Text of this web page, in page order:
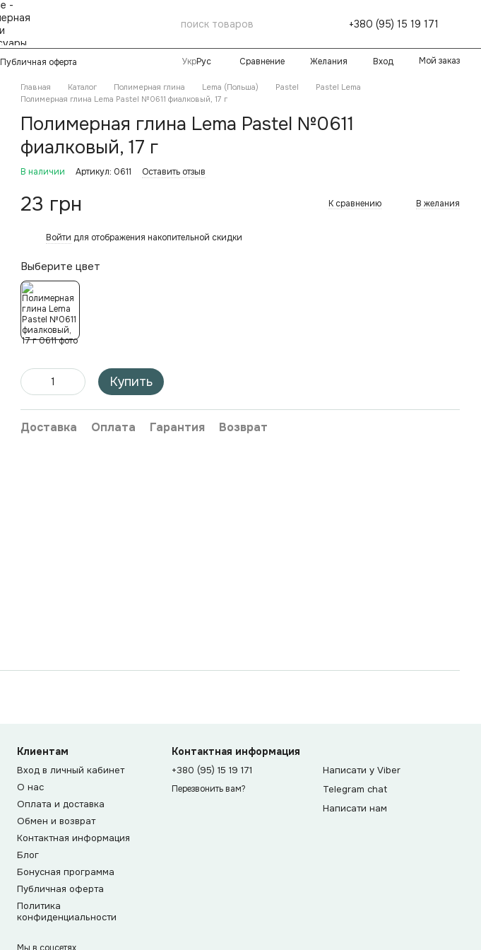
+380 (95) 15 19 171
Публичная оферта
УкрРус Сравнение Желания Вход Мой заказ
Главная Каталог Полимерная глина Lema (Польша) Pastel
Pastel Lema
Полимерная глина Lema Pastel №0611 фиалковый, 17 г
Полимерная глина Lema Pastel №0611
фиалковый, 17 г
В наличии Артикул: 0611 Оставить отзыв
23 грн К сравнению В желания
Войти для отображения накопительной скидки
Выберите цвет
Купить
Доставка Оплата Гарантия Возврат
Клиентам
Вход в личный кабинет
О нас
Оплата и доставка
Обмен и возврат
Контактная информация
Блог
Бонусная программа
Публичная оферта
Политика
конфиденциальности
Контактная информация
+380 (95) 15 19 171
Перезвонить вам?
Написати у Viber
Telegram chat
Написати нам